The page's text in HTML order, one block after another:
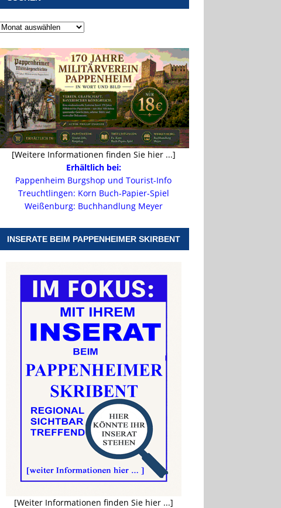
[Weitere Informationen finden Sie hier ...]
Erhältlich bei:
Pappenheim Burgshop und Tourist-Info
Treuchtlingen: Korn Buch-Papier-Spiel
Weißenburg: Buchhandlung Meyer
INSERATE BEIM PAPPENHEIMER SKIRBENT
[Weiter Informationen finden Sie hier ...]